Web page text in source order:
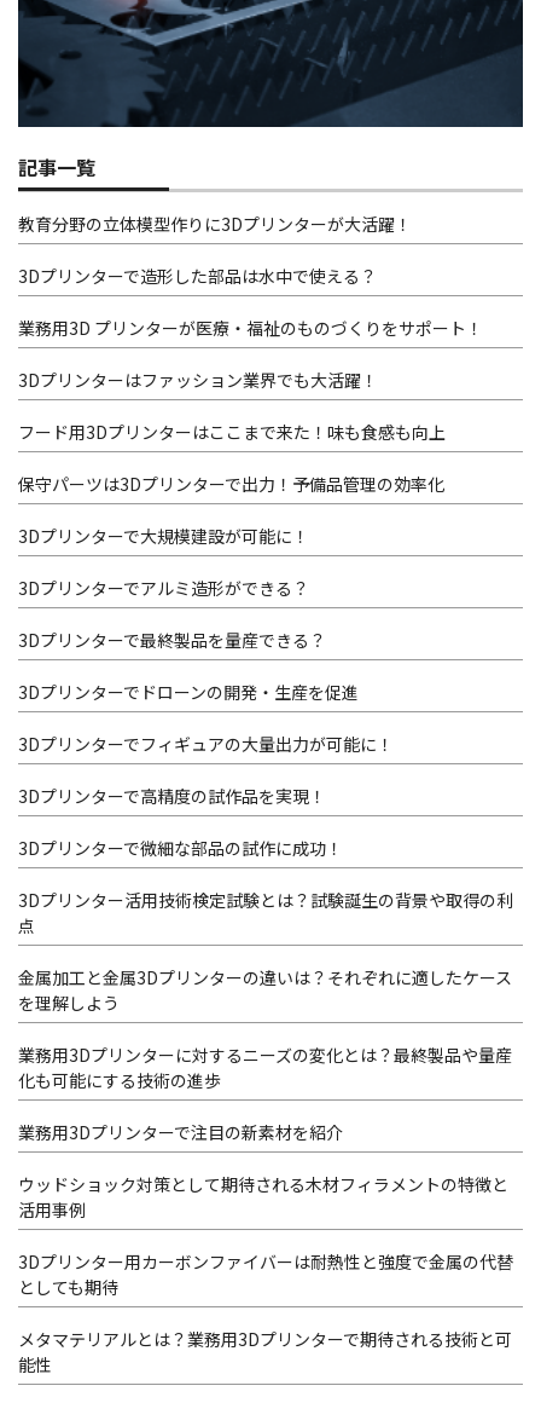
記事一覧
教育分野の立体模型作りに3Dプリンターが大活躍！
3Dプリンターで造形した部品は水中で使える？
業務用3D プリンターが医療・福祉のものづくりをサポート！
3Dプリンターはファッション業界でも大活躍！
フード用3Dプリンターはここまで来た！味も食感も向上
保守パーツは3Dプリンターで出力！予備品管理の効率化
3Dプリンターで大規模建設が可能に！
3Dプリンターでアルミ造形ができる？
3Dプリンターで最終製品を量産できる？
3Dプリンターでドローンの開発・生産を促進
3Dプリンターでフィギュアの大量出力が可能に！
3Dプリンターで高精度の試作品を実現！
3Dプリンターで微細な部品の試作に成功！
3Dプリンター活用技術検定試験とは？試験誕生の背景や取得の利
点
金属加工と金属3Dプリンターの違いは？それぞれに適したケース
を理解しよう
業務用3Dプリンターに対するニーズの変化とは？最終製品や量産
化も可能にする技術の進歩
業務用3Dプリンターで注目の新素材を紹介
ウッドショック対策として期待される木材フィラメントの特徴と
活用事例
3Dプリンター用カーボンファイバーは耐熱性と強度で金属の代替
としても期待
メタマテリアルとは？業務用3Dプリンターで期待される技術と可
能性